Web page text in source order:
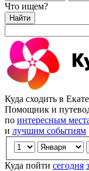
Что ищем?
Найти
Куда сходить в
Помощник и
по интересным
и лучшим событиям
Куда пойти сегодня